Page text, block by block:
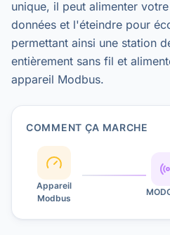
unique, il peut alimenter
données et l'éteindre pour
permettant ainsi une station
entièrement sans fil et
appareil Modbus.
COMMENT ÇA MARCHE
Appareil
Modbus